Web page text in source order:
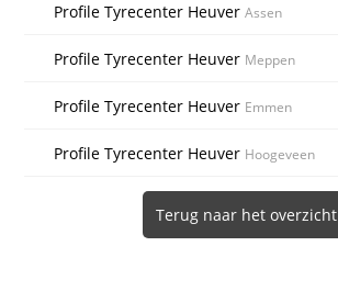
Profile Tyrecenter HeuverAssen
Profile Tyrecenter Heuver Meppen
Profile Tyrecenter Heuver Emmen
Profile Tyrecenter Heuver Hoogeveen
Terug naar het overzicht